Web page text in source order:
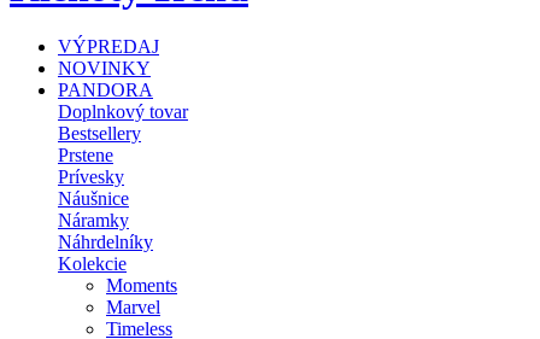
VÝPREDAJ
NOVINKY
PANDORA
Doplnkový tovar
Bestsellery
Prstene
Prívesky
Náušnice
Náramky
Náhrdelníky
Kolekcie
Moments
Marvel
Timeless